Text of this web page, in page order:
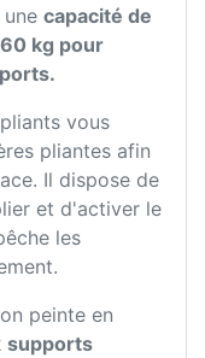
capacité de
kg pour
vous
pliantes afin
Il dispose de
et d'activer le
les
peinte en
supports